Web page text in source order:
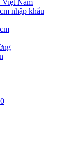
Việt Nam
nhập khẩu